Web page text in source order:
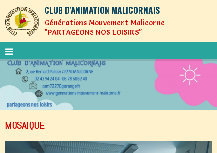
CLUB D'ANIMATION MALICORNAIS
Générations Mouvement Malicorne
"PARTAGEONS NOS LOISIRS"
MOSAIQUE